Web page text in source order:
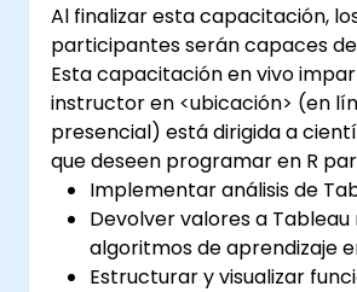
Al finalizar esta capacitación,
participantes serán capaces
Esta capacitación en vivo
instructor en <ubicación> (en
presencial) está dirigida a
que deseen programar en R
Implementar análisis de
Devolver valores a
algoritmos de aprendizaje
Estructurar y visualizar